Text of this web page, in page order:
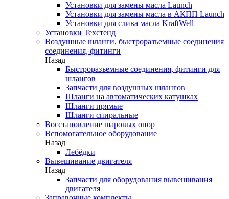
Установки для замены масла Launch
Установки для замены масла в АКПП Launch
Установки для слива масла KraftWell
Установки Техстенд
Воздушные шланги, быстроразъемные соединения
соединения, фитинги
Назад
Быстроразъемные соединения, фитинги для
шлангов
Запчасти для воздушных шлангов
Шланги на автоматических катушках
Шланги прямые
Шланги спиральные
Восстановление шаровых опор
Вспомогательное оборудование
Назад
Лебёдки
Вывешивание двигателя
Назад
Запчасти для оборудования вывешивания
двигателя